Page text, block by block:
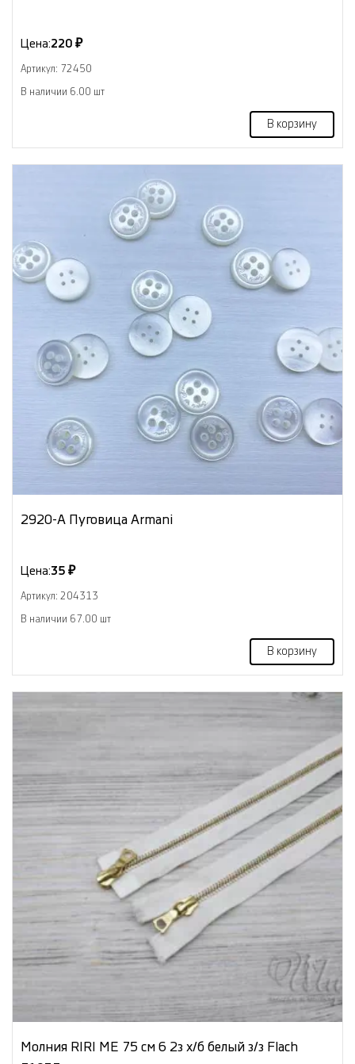
Цена:220 ₽
Артикул: 72450
В наличии 6.00 шт
В корзину
2920-А Пуговица Armani
Цена:35 ₽
Артикул: 204313
В наличии 67.00 шт
В корзину
Молния RIRI МЕ 75 см 6 2з х/б белый з/з Flach